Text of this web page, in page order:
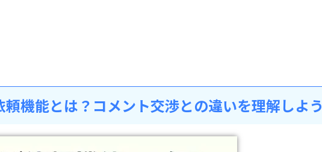
頼機能とは？コメント交渉との違いを理解しよう